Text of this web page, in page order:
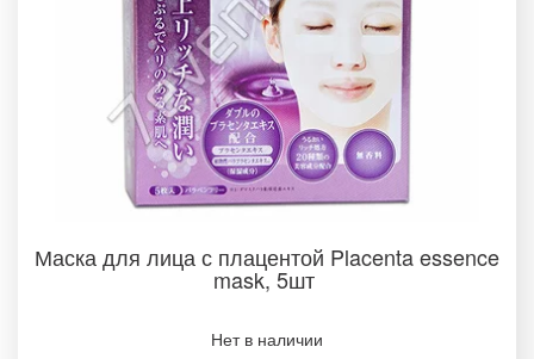
Маска для лица с плацентой Placenta essence
mask, 5шт
Нет в наличии ­